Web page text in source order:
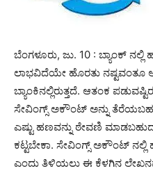
ಬೆಂಗಳೂರು, ಜು. 10 : ಬ್ಯಾಂಕ್
ಲಾಭವಿದೆಯೇ ಹೊರತು ನಷ್ಟವಂತೂ
ಬ್ಯಾಂಕಿನಲ್ಲಿರುತ್ತದೆ. ಆತಂಕ
ಸೇವಿಂಗ್ಸ್ ಅಕೌಂಟ್ ಅನ್ನು
ಎಷ್ಟು ಹಣವನ್ನು ಠೇವಣಿ
ಕಟ್ಟಬೇಕಾ. ಸೇವಿಂಗ್ಸ್ ಅಕೌಂಟ್
ಎಂದು ತಿಳಿಯಲು ಈ ಕೆಳಗಿನ